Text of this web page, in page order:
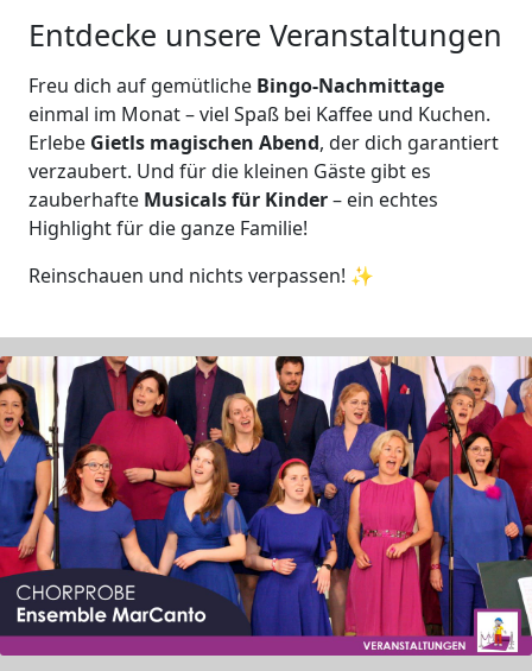
Entdecke unsere Veranstaltungen
Freu dich auf gemütliche Bingo-Nachmittage
einmal im Monat – viel Spaß bei Kaffee und Kuchen.
Erlebe Gietls magischen Abend, der dich garantiert
verzaubert. Und für die kleinen Gäste gibt es
zauberhafte Musicals für Kinder– ein echtes
Highlight für die ganze Familie!
Reinschauen und nichts verpassen! ✨